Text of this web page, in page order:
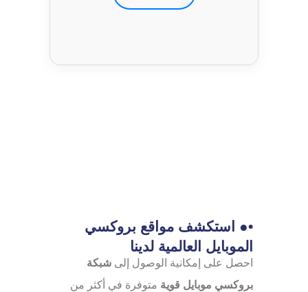
•● استكشف مواقع بروكسي
الموبايل العالمية لدينا
احصل على إمكانية الوصول إلى شبكة
بروكسي موبايل قوية متوفرة في أكثر من